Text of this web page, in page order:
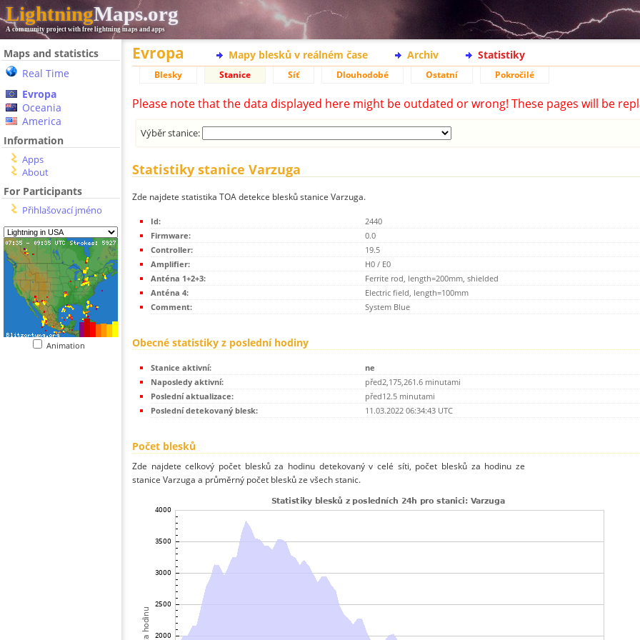
LightningMaps.org
A community project with free lightning maps and apps
Maps and statistics
Real Time
Evropa
Oceania
America
Information
Apps
About
For Participants
Přihlašovací jméno
Animation
Evropa Mapy blesků v reálném čase Archiv Statistiky
Blesky Stanice Síť Dlouhodobé Ostatní Pokročilé
Please note that the data displayed here might be outdated or wrong! These pages will be
Výběr stanice:
Statistiky stanice Varzuga
Zde najdete statistika TOA detekce blesků stanice Varzuga.
Id:
2440
Firmware:
0.0
Controller:
19.5
Amplifier:
H0 / E0
Anténa 1+2+3:
Ferrite rod, length=200mm, shielded
Anténa 4:
Electric field, length=100mm
Comment:
System Blue
Obecné statistiky z poslední hodiny
Stanice aktivní:
ne
Naposledy aktivní:
před2,175,261.6 minutami
Poslední aktualizace:
před12.5 minutami
Poslední detekovaný blesk:
11.03.2022 06:34:43 UTC
Počet blesků
Zde najdete celkový počet blesků za hodinu detekovaný v celé síti, počet blesků za hodinu ze
stanice Varzuga a průměrný počet blesků ze všech stanic.